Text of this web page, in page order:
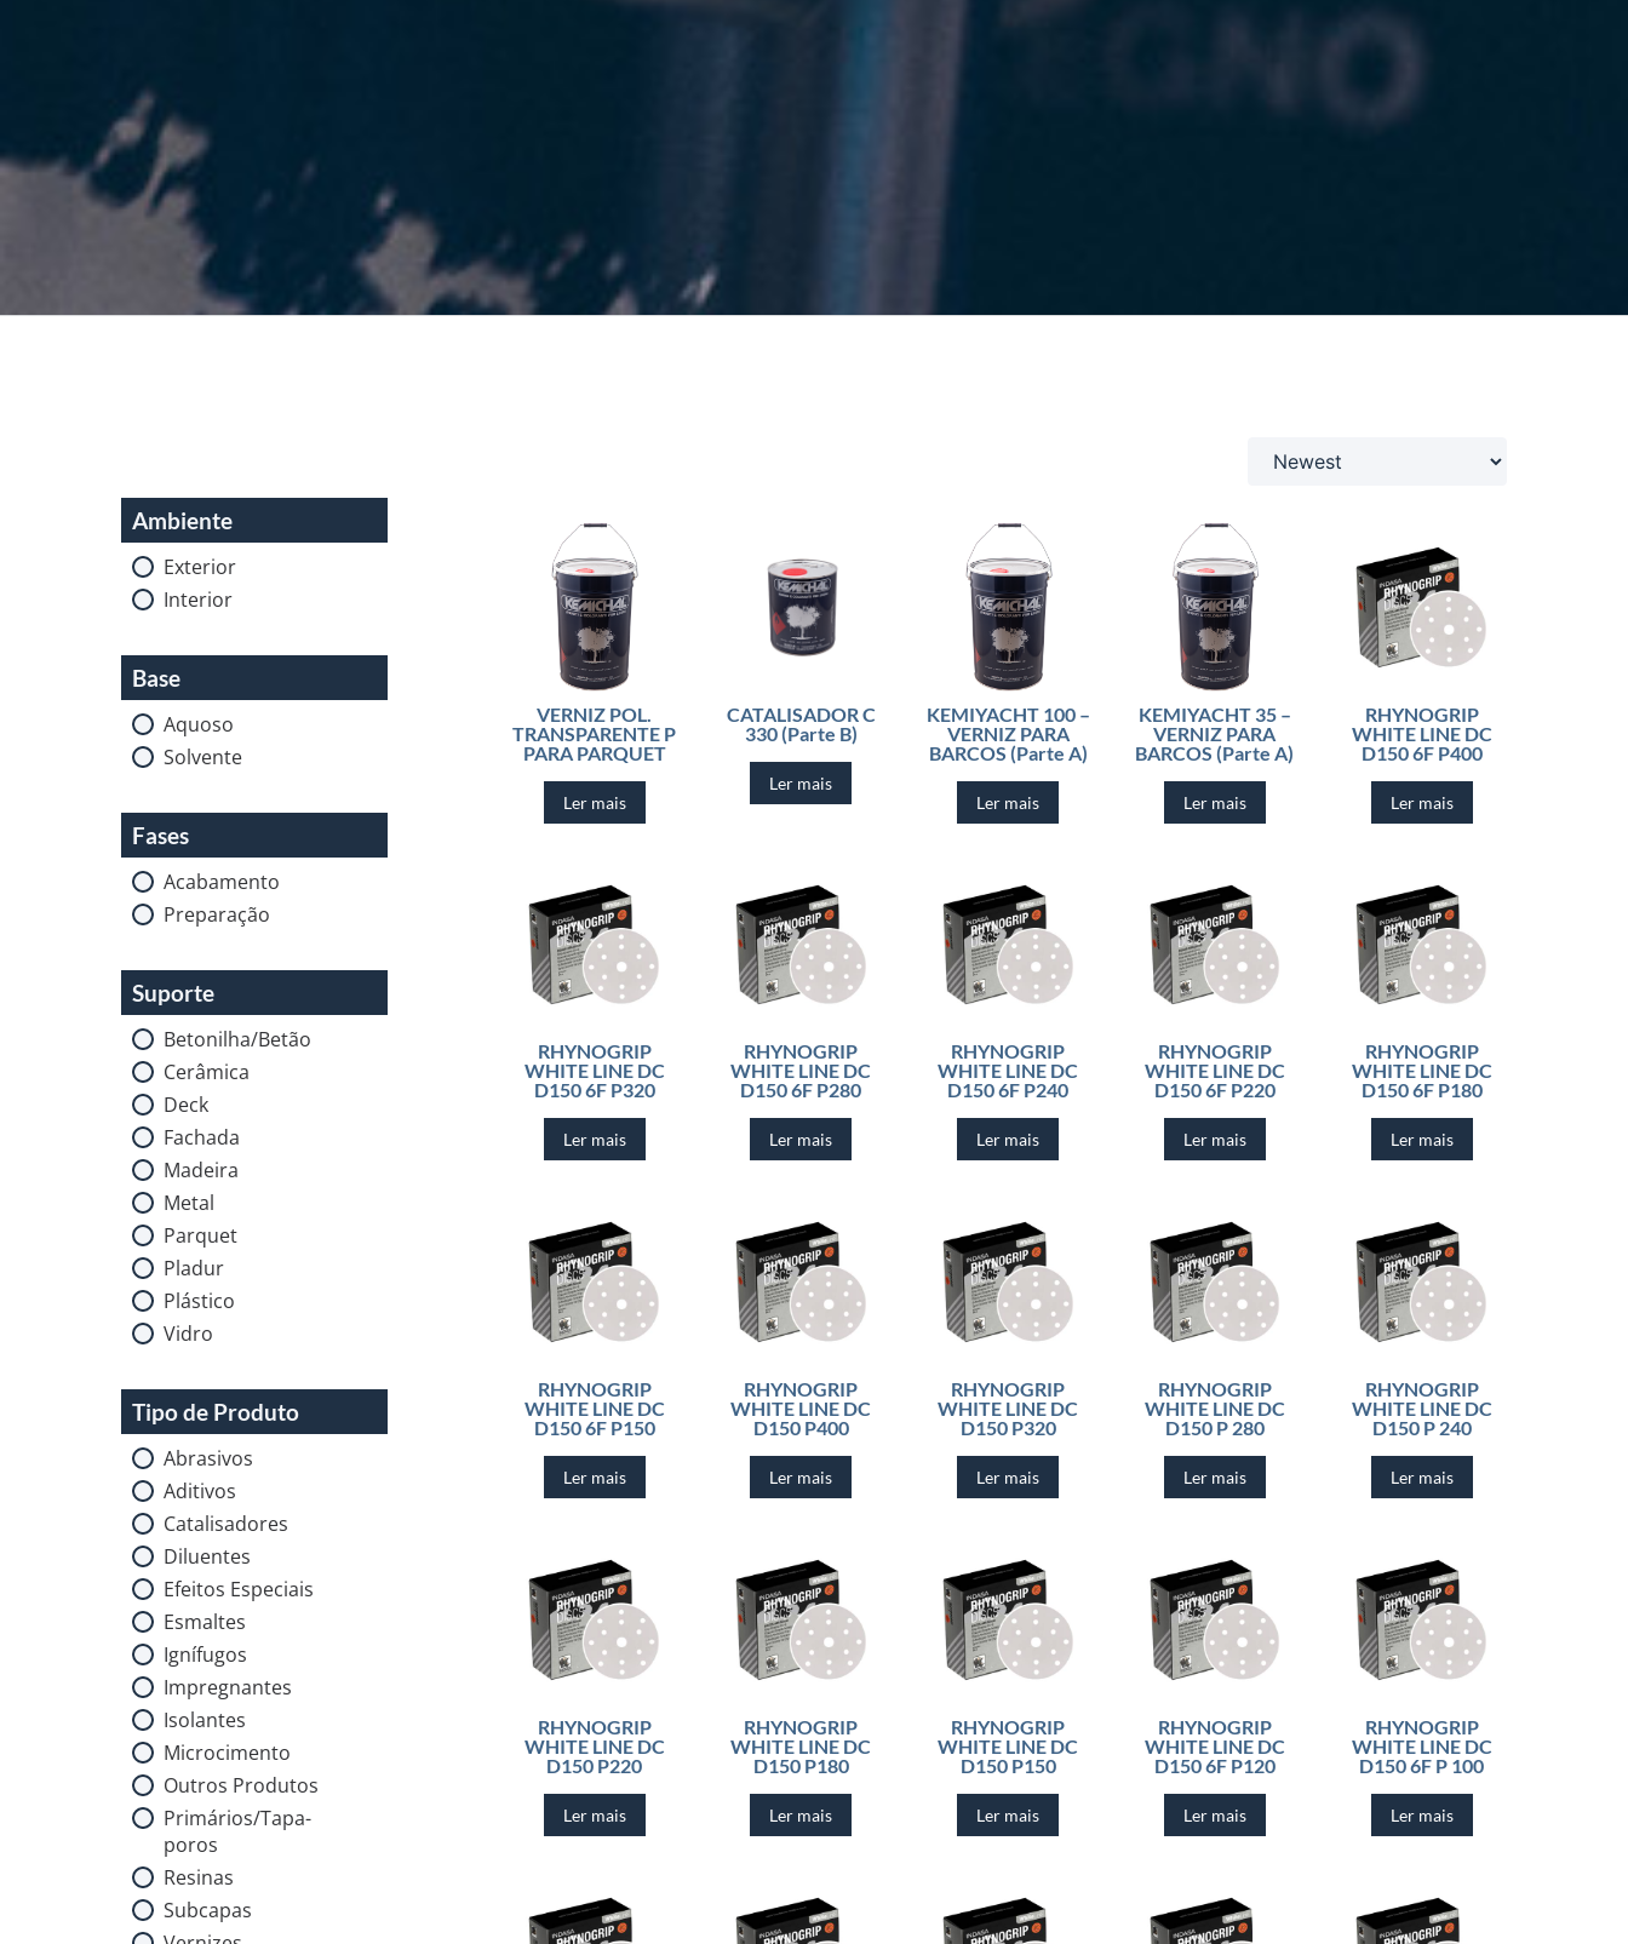
Ambiente
Exterior
Interior
Base
Aquoso
Solvente
Fases
Acabamento
Preparação
Suporte
Betonilha/Betão
Cerâmica
Deck
Fachada
Madeira
Metal
Parquet
Pladur
Plástico
Vidro
Tipo de Produto
Abrasivos
Aditivos
Catalisadores
Diluentes
Efeitos Especiais
Esmaltes
Ignífugos
Impregnantes
Isolantes
Microcimento
Outros Produtos
Primários/Tapa-
poros
Resinas
Subcapas
VERNIZ POL.
TRANSPARENTE P
PARA PARQUET
Ler mais
CATALISADOR C
330 (Parte B)
Ler mais
KEMIYACHT 100 –
VERNIZ PARA
BARCOS (Parte A)
Ler mais
KEMIYACHT 35 –
VERNIZ PARA
BARCOS (Parte A)
Ler mais
RHYNOGRIP
WHITE LINE DC
D150 6F P400
Ler mais
RHYNOGRIP
WHITE LINE DC
D150 6F P320
Ler mais
RHYNOGRIP
WHITE LINE DC
D150 6F P280
Ler mais
RHYNOGRIP
WHITE LINE DC
D150 6F P240
Ler mais
RHYNOGRIP
WHITE LINE DC
D150 6F P220
Ler mais
RHYNOGRIP
WHITE LINE DC
D150 6F P180
Ler mais
RHYNOGRIP
WHITE LINE DC
D150 6F P150
Ler mais
RHYNOGRIP
WHITE LINE DC
D150 P400
Ler mais
RHYNOGRIP
WHITE LINE DC
D150 P320
Ler mais
RHYNOGRIP
WHITE LINE DC
D150 P 280
Ler mais
RHYNOGRIP
WHITE LINE DC
D150 P 240
Ler mais
RHYNOGRIP
WHITE LINE DC
D150 P220
Ler mais
RHYNOGRIP
WHITE LINE DC
D150 P180
Ler mais
RHYNOGRIP
WHITE LINE DC
D150 P150
Ler mais
RHYNOGRIP
WHITE LINE DC
D150 6F P120
Ler mais
RHYNOGRIP
WHITE LINE DC
D150 6F P 100
Ler mais